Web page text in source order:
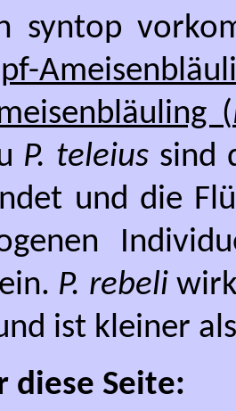
syntop
(
P. teleius sind
und die
P. rebeli
ist kleiner
diese Seite: